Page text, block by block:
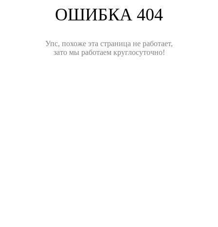
ОШИБКА 404
Упс, похоже эта страница не работает,
зато мы работаем круглосуточно!